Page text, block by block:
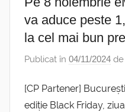
va aduce peste
la cel mai bun
Publicat în 04/11/2024 de
[CP Partener]
ediție Black Friday,